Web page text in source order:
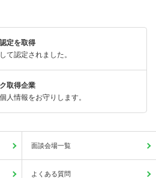
定を取得
て認定されました。
取得企業
人情報をお守りします。
面談会場一覧
よくある質問